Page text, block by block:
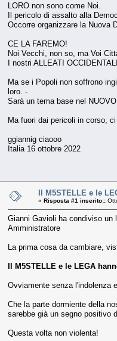
LORO non sono come Noi.
Il pericolo di assalto alla
Occorre organizzare la Nuova
CE LA FAREMO!
Noi Vecchi, non so, ma Voi
I nostri ALLEATI
Ma se i Popoli non soffrono
loro. -
Sarà un tema base nel
Ma fuori dai pericoli in corso,
ggiannig ciaooo
Italia 16 ottobre 2022
Il M5STELLE e le
« Risposta #1 inserito::
Gianni Gavioli ha condiviso un
Amministratore
La prima cosa da cambiare,
Il M5STELLE e le LEGA
Ovviamente senza l'indolenza
Che la parte dormiente della
sarebbe già un segno positivo
Questa volta non violenta!